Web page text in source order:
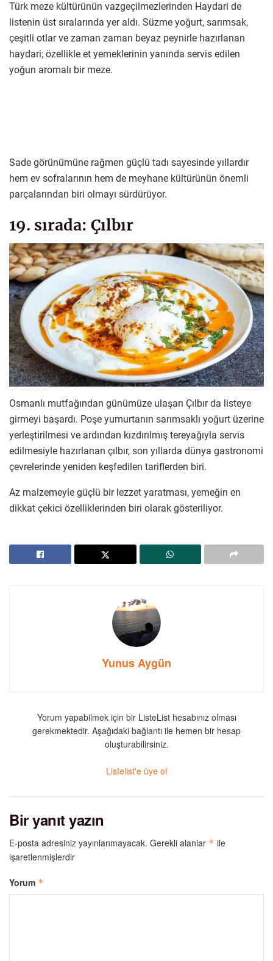
Türk meze kültürünün vazgeçilmezlerinden Haydari de
listenin üst sıralarında yer aldı. Süzme yoğurt, sarımsak,
çeşitli otlar ve zaman zaman beyaz peynirle hazırlanan
haydari; özellikle et yemeklerinin yanında servis edilen
yoğun aromalı bir meze.
Sade görünümüne rağmen güçlü tadı sayesinde yıllardır
hem ev sofralarının hem de meyhane kültürünün önemli
parçalarından biri olmayı sürdürüyor.
19. sırada: Çılbır
Osmanlı mutfağından günümüze ulaşan Çılbır da listeye
girmeyi başardı. Poşe yumurtanın sarımsaklı yoğurt üzerine
yerleştirilmesi ve ardından kızdırılmış tereyağıyla servis
edilmesiyle hazırlanan çılbır, son yıllarda dünya gastronomi
çevrelerinde yeniden keşfedilen tariflerden biri.
Az malzemeyle güçlü bir lezzet yaratması, yemeğin en
dikkat çekici özelliklerinden biri olarak gösteriliyor.
Yunus Aygün
Yorum yapabilmek için bir ListeList hesabınız olması
gerekmektedir. Aşağıdaki bağlantı ile hemen bir hesap
oluşturabilirsiniz.
Listelist'e üye ol
Bir yanıt yazın
E-posta adresiniz yayınlanmayacak. Gerekli alanlar * ile
işaretlenmişlerdir
Yorum *